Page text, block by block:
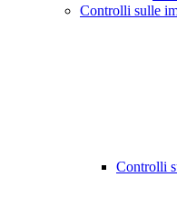
Controlli sulle
Controlli